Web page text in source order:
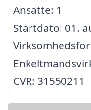
Ansatte: 1
Startdato: 01.
CVR: 31550211